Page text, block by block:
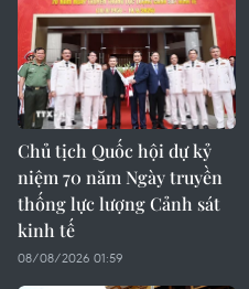
Chủ tịch Quốc hội dự kỷ
niệm 70 năm Ngày truyền
thống lực lượng Cảnh sát
kinh tế
08/08/2026 01:59